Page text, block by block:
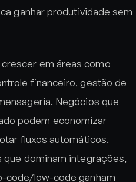
ganhar produtividade sem
em áreas como
financeiro, gestão de
Negócios que
podem economizar
fluxos automáticos.
dominam integrações,
code/low-code ganham